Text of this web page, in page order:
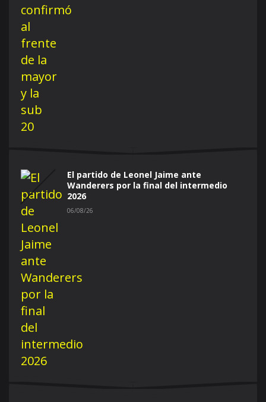
El partido de Leonel Jaime ante
Wanderers por la final del intermedio
2026
06/08/26